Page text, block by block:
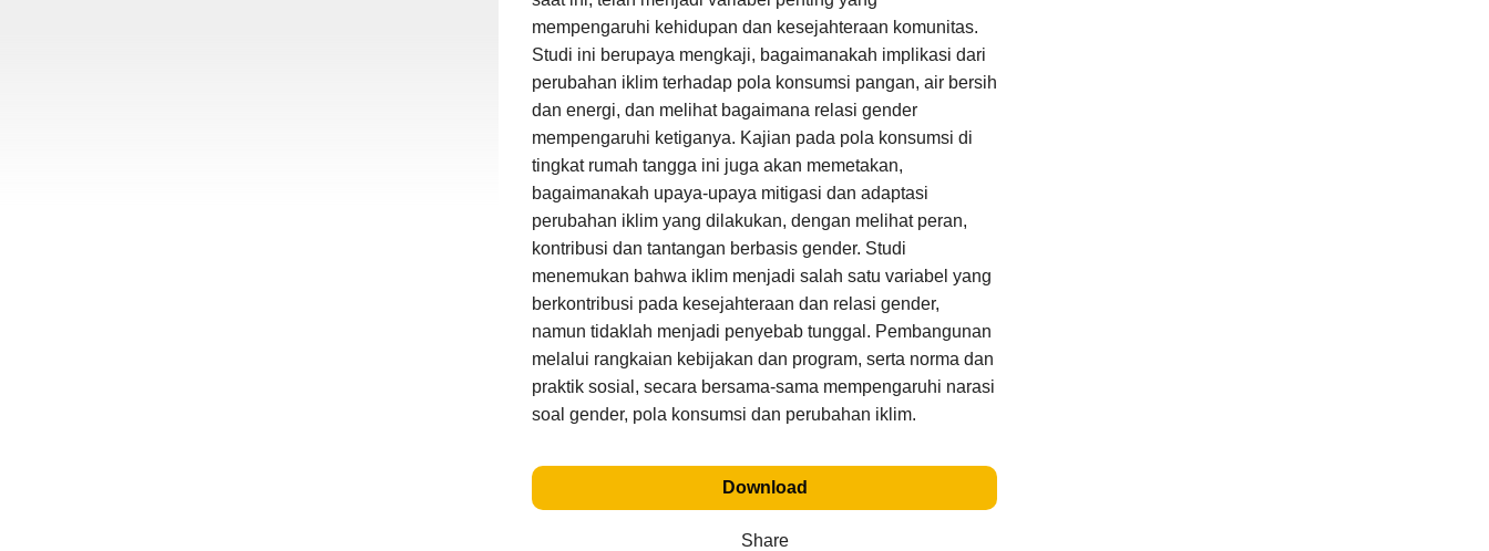
mempengaruhi kehidupan dan kesejahteraan komunitas.
Studi ini berupaya mengkaji, bagaimanakah implikasi dari
perubahan iklim terhadap pola konsumsi pangan, air bersih
dan energi, dan melihat bagaimana relasi gender
mempengaruhi ketiganya. Kajian pada pola konsumsi di
tingkat rumah tangga ini juga akan memetakan,
bagaimanakah upaya-upaya mitigasi dan adaptasi
perubahan iklim yang dilakukan, dengan melihat peran,
kontribusi dan tantangan berbasis gender. Studi
menemukan bahwa iklim menjadi salah satu variabel yang
berkontribusi pada kesejahteraan dan relasi gender,
namun tidaklah menjadi penyebab tunggal. Pembangunan
melalui rangkaian kebijakan dan program, serta norma dan
praktik sosial, secara bersama-sama mempengaruhi narasi
soal gender, pola konsumsi dan perubahan iklim.
Download
Share